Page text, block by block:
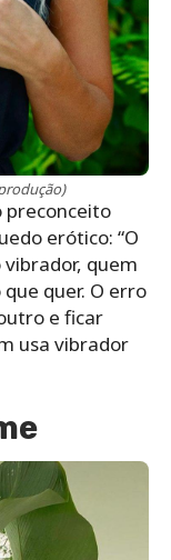
preconceito
erótico: “O
quem
quer. O erro
e ficar
usa vibrador